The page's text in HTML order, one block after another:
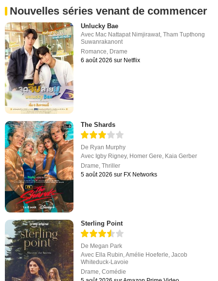
Nouvelles séries venant de commencer
Unlucky Bae
Avec Mac Nattapat Nimjirawat ,Tham Tupthong
Suwanrakanont
Romance Drame
6 août 2026 sur Netflix
The Shards
De Ryan Murphy
Avec Igby Rigney, Homer Gere, Kaia Gerber
Drame,Thriller
5 août 2026 sur FX Networks
Sterling Point
De Megan Park
Avec Ella Rubin,Amélie Hoeferle,Jacob
Whiteduck-Lavoie
Drame,Comédie